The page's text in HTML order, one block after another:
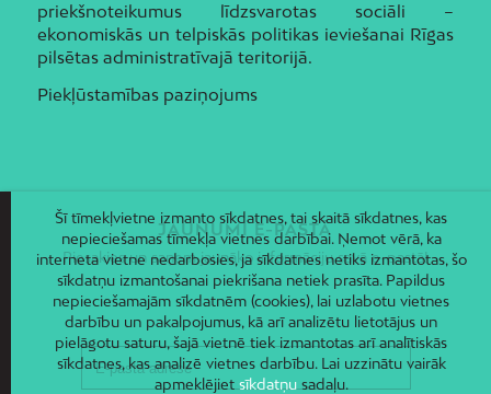
priekšnoteikumus līdzsvarotas sociāli –
ekonomiskās un telpiskās politikas ieviešanai Rīgas
pilsētas administratīvajā teritorijā.
Piekļūstamības paziņojums
JAUNUMI E-PASTĀ
Piesakies un saņem jaunāko informāciju savā e-pastā!
Šī tīmekļvietne izmanto sīkdatnes, tai skaitā sīkdatnes, kas
nepieciešamas tīmekļa vietnes darbībai. Ņemot vērā, ka
interneta vietne nedarbosies, ja sīkdatnes netiks izmantotas, šo
sīkdatņu izmantošanai piekrišana netiek prasīta. Papildus
nepieciešamajām sīkdatnēm (cookies), lai uzlabotu vietnes
darbību un pakalpojumus, kā arī analizētu lietotājus un
pielāgotu saturu, šajā vietnē tiek izmantotas arī analītiskās
sīkdatnes, kas analizē vietnes darbību. Lai uzzinātu vairāk
apmeklējiet sīkdatņusadaļu.